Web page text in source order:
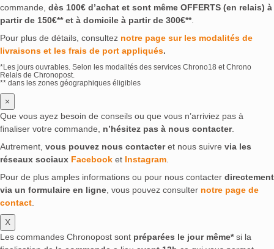
commande, dès 100€ d’achat et sont même OFFERTS (en relais) à
partir de 150€** et à domicile à partir de 300€**.
Pour plus de détails, consultez notre page sur les modalités de
livraisons et les frais de port appliqués.
*Les jours ouvrables. Selon les modalités des services Chrono18 et Chrono
Relais de Chronopost.
** dans les zones géographiques éligibles
×
Que vous ayez besoin de conseils ou que vous n’arriviez pas à
finaliser votre commande, n’hésitez pas à nous contacter.
Autrement, vous pouvez nous contacteret nous suivre via les
réseaux sociaux Facebook et Instagram
Pour de plus amples informations ou pour nous contacter directement
via un formulaire en ligne , vous pouvez consulter notre page de
contact
X
Les commandes Chronopost sont préparées le jour même*si la